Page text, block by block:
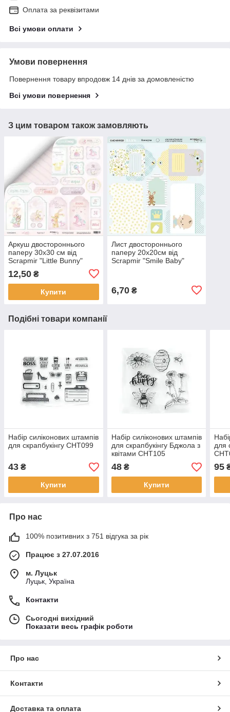
Оплата за реквізитами
Всі умови оплати
Умови повернення
Повернення товару впродовж 14 днів за домовленістю
Всі умови повернення
З цим товаром також замовляють
Аркуш двостороннього
паперу 30х30 см від
Scrapmir "Little Bunny"
SM2400010
12,50 ₴
Купити
Лист двостороннього
паперу 20х20см від
Scrapmir "Smile Baby"
6,70₴
Подібні товари компанії
Набір силіконових штампів
для скрапбукінгу CHT099
43 ₴
Купити
Набір силіконових штампів
для скрапбукінгу Бджола з
квітами CHT105
48₴
Купити
для
95
Про нас
100% позитивних з 751 відгука за рік
Працює з 27.07.2016
м. Луцьк
Луцьк, Україна
Контакти
Сьогодні вихідний
Показати весь графік роботи
Про нас
Контакти
Доставка та оплата